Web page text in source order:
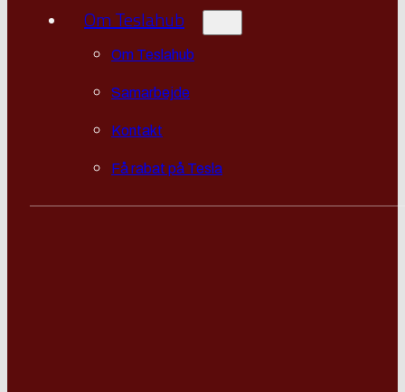
Om Teslahub
Om Teslahub
Samarbejde
Kontakt
Få rabat på Tesla